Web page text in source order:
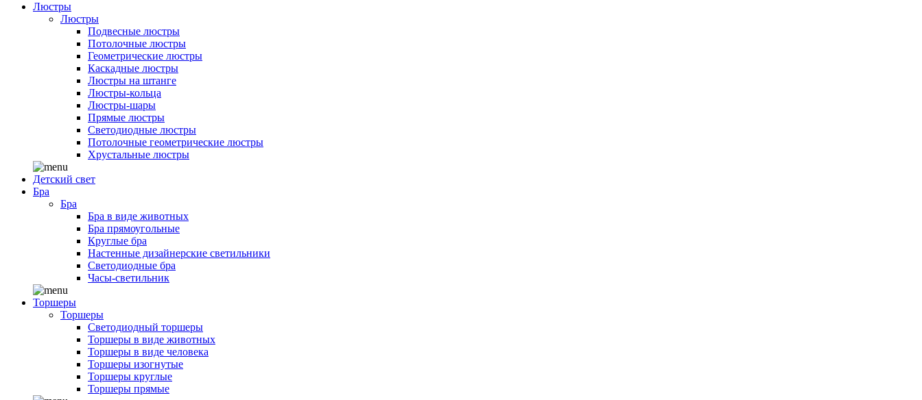
Люстры
Люстры
Подвесные люстры
Потолочные люстры
Геометрические люстры
Каскадные люстры
Люстры на штанге
Люстры-кольца
Люстры-шары
Прямые люстры
Светодиодные люстры
Потолочные геометрические люстры
Хрустальные люстры
Детский свет
Бра
Бра
Бра в виде животных
Бра прямоугольные
Круглые бра
Настенные дизайнерские светильники
Светодиодные бра
Часы-светильник
Торшеры
Торшеры
Светодиодный торшеры
Торшеры в виде животных
Торшеры в виде человека
Торшеры изогнутые
Торшеры круглые
Торшеры прямые